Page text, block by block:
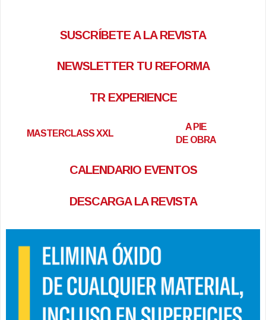
SUSCRÍBETE A LA REVISTA
NEWSLETTER TU REFORMA
TR EXPERIENCE
MASTERCLASS XXL
A PIE
DE OBRA
CALENDARIO EVENTOS
DESCARGA LA REVISTA